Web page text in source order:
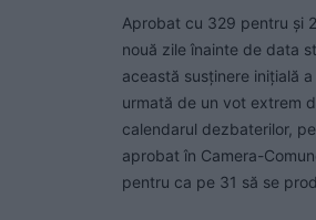
Aprobat cu 329 pentru și
nouă zile înainte de data
această susținere inițială
urmată de un vot extrem
calendarul dezbaterilor,
aprobat în Camera-
pentru ca pe 31 să se